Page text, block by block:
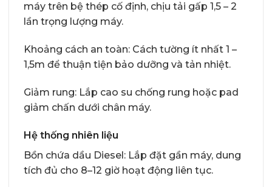
máy trên bệ thép cố định, chịu tải gấp 1,5 – 2
lần trọng lượng máy.
Khoảng cách an toàn: Cách tường ít nhất 1 –
1,5m để thuận tiện bảo dưỡng và tản nhiệt.
Giảm rung: Lắp cao su chống rung hoặc pad
giảm chấn dưới chân máy.
Hệ thống nhiên liệu
Bồn chứa dầu Diesel: Lắp đặt gần máy, dung
tích đủ cho 8–12 giờ hoạt động liên tục.